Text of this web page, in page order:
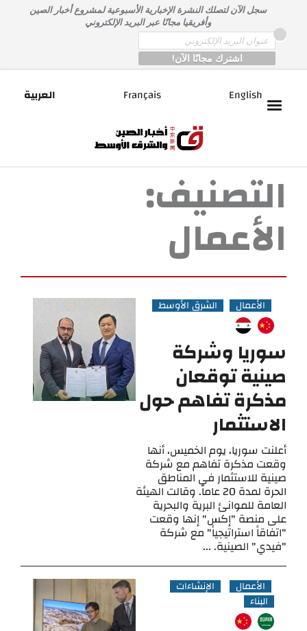
المحتوى
سجل الآن لتصلك النشرة الإخبارية الأسبوعية لمشروع أخبار الصين
وأفريقيا مجانًا عبر البريد الإلكتروني
Email
*
English
Français العربية
التصنيف:
الأعمال
الأعمال الشرق الأوسط
سوريا وشركة
صينية توقعان
مذكرة تفاهم حول
الاستثمار
أعلنت سوريا، يوم الخميس، أنها
وقعت مذكرة تفاهم مع شركة
صينية للاستثمار في المناطق
الحرة لمدة 20 عاماً. وقالت الهيئة
العامة للموانئ البرية والبحرية
على منصة "إكس" إنها وقعت
"اتفاقاً استراتيجياً" مع شركة
"فيدي" الصينية. ...
الأعمال
الإنشاءات
البناء